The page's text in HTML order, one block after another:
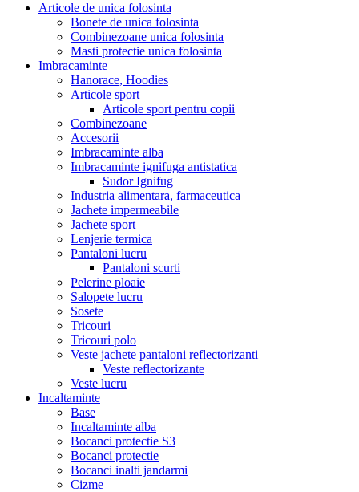
Articole de unica folosinta
Bonete de unica folosinta
Combinezoane unica folosinta
Masti protectie unica folosinta
Imbracaminte
Hanorace, Hoodies
Articole sport
Articole sport pentru copii
Combinezoane
Accesorii
Imbracaminte alba
Imbracaminte ignifuga antistatica
Sudor Ignifug
Industria alimentara, farmaceutica
Jachete impermeabile
Jachete sport
Lenjerie termica
Pantaloni lucru
Pantaloni scurti
Pelerine ploaie
Salopete lucru
Sosete
Tricouri
Tricouri polo
Veste jachete pantaloni reflectorizanti
Veste reflectorizante
Veste lucru
Incaltaminte
Base
Incaltaminte alba
Bocanci protectie S3
Bocanci protectie
Bocanci inalti jandarmi
Cizme